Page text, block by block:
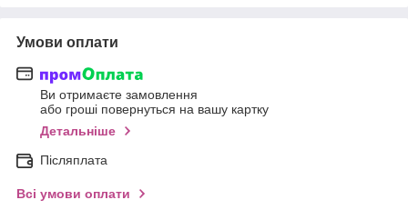
Умови оплати
Ви отримаєте замовлення
або гроші повернуться на вашу картку
Детальніше
Післяплата
Всі умови оплати